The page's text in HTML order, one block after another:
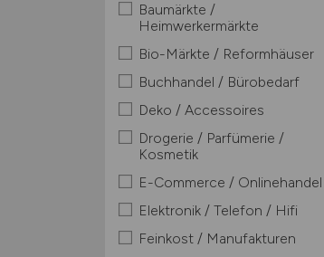
Baumärkte /
Heimwerkermärkte
Bio-Märkte / Reformhäuser
Buchhandel / Bürobedarf
Deko / Accessoires
Drogerie / Parfümerie /
Kosmetik
E-Commerce / Onlinehandel
Elektronik / Telefon / Hifi
Feinkost / Manufakturen